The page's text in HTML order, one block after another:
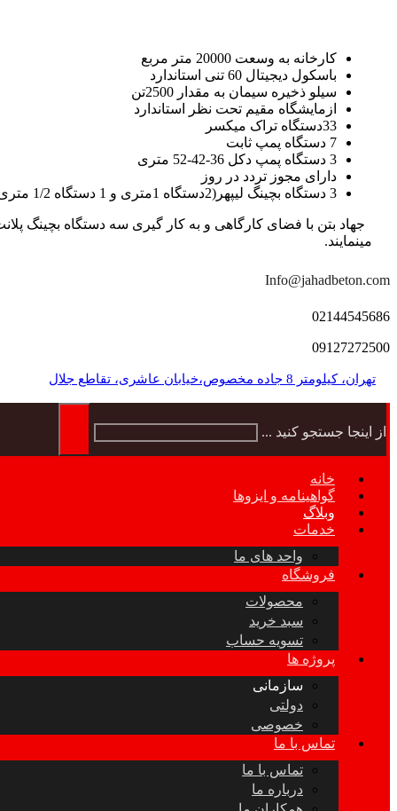
کارخانه به وسعت 20000 متر مربع
باسکول دیجیتال 60 تنی استاندارد
سیلو ذخیره سیمان به مقدار 2500تن
ازمایشگاه مقیم تحت نظر استاندارد
33دستگاه تراک میکسر
7 دستگاه پمپ ثابت
3 دستگاه پمپ دکل 36-42-52 متری
دارای مجوز تردد در روز
3 دستگاه بچینگ لیپهر(2دستگاه 1متری و 1 دستگاه 1/2 متری با توان تولید 150 متر مکعب در ساعت)
مینمایند.
Info@jahadbeton.com
02144545686
09127272500
تهران، کیلومتر 8 جاده مخصوص،خیابان عاشری، تقاطع جلال
از اینجا جستجو کنید ...
خانه
گواهینامه و ایزوها
وبلاگ
خدمات
واحد های ما
فروشگاه
محصولات
سبد خرید
تسویه حساب
پروژه ها
سازمانی
دولتی
خصوصی
تماس با ما
تماس با ما
درباره ما